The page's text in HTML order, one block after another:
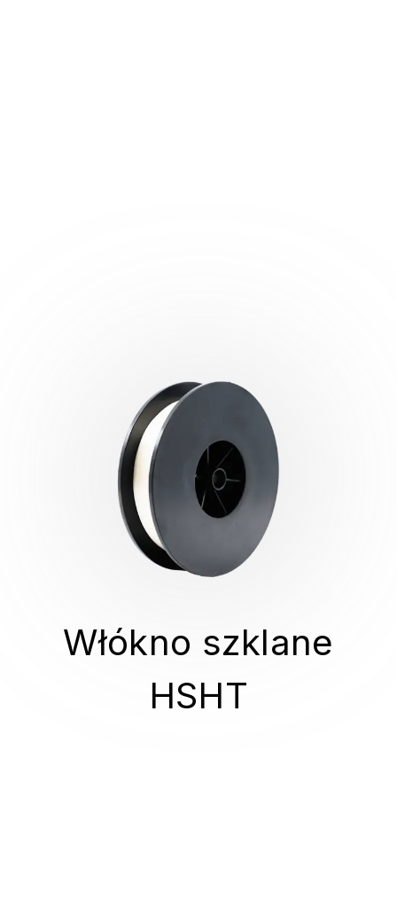
Włókno szklane
HSHT